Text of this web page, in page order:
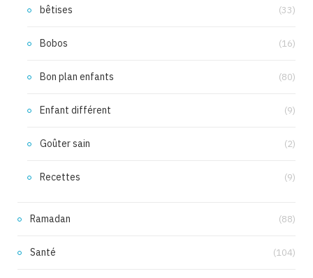
bêtises (33)
Bobos (16)
Bon plan enfants (80)
Enfant différent (9)
Goûter sain (2)
Recettes (9)
Ramadan (88)
Santé (104)